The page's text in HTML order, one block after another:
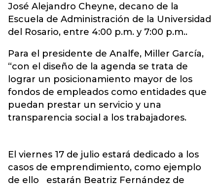
José Alejandro Cheyne, decano de la
Escuela de Administración de la Universidad
del Rosario, entre 4:00 p.m. y 7:00 p.m..
Para el presidente de Analfe, Miller García,
“con el diseño de la agenda se trata de
lograr un posicionamiento mayor de los
fondos de empleados como entidades que
puedan prestar un servicio y una
transparencia social a los trabajadores.
El viernes 17 de julio estará dedicado a los
casos de emprendimiento, como ejemplo
de ello estarán Beatriz Fernández de